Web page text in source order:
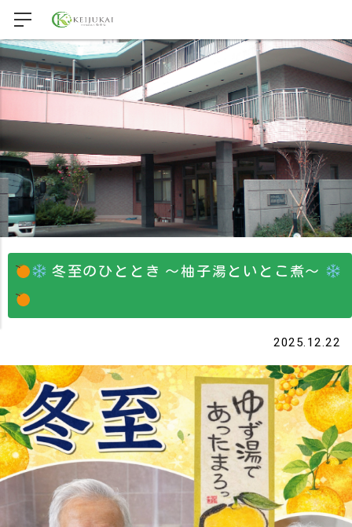
冬至のひととき 〜柚子湯といとこ煮〜
2025.12.22